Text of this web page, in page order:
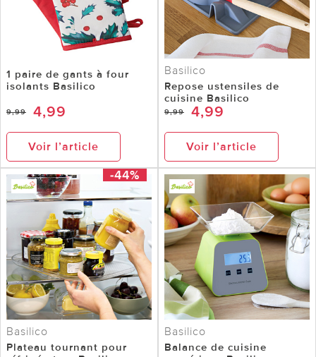
1 paire de gants à four
isolants Basilico
9,99 4,99
Voir l’article
Basilico
Repose ustensiles de
cuisine Basilico
9,99 4,99
Voir l’article
-44%
Basilico
Plateau tournant pour
Basilico
Balance de cuisine